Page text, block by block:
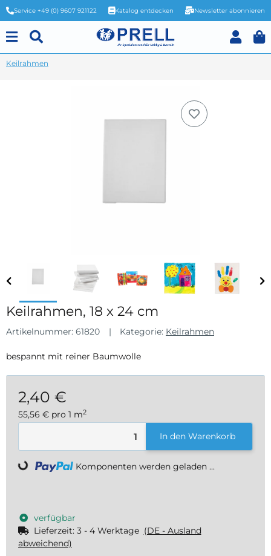
Service +49 (0) 9607 921122 Katalog entdecken Newsletter abonnieren
Keilrahmen
Keilrahmen, 18 x 24 cm
Artikelnummer: 61820 Kategorie: Keilrahmen
bespannt mit reiner Baumwolle
2,40 €
55,56 € pro 1 m2
inkl. 19% USt. , zzgl.
In den Warenkorb
Loading... Komponenten werden geladen ...
verfügbar
Lieferzeit: 3 - 4 Werktage (DE - Ausland
abweichend)